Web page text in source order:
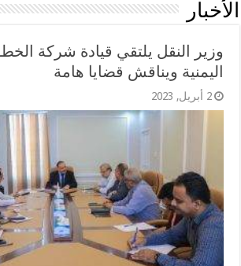
الأخبار
وزير النقل يلتقي قيادة شركة
اليمنية ويناقش قضايا هامة
2 أبريل, 2023